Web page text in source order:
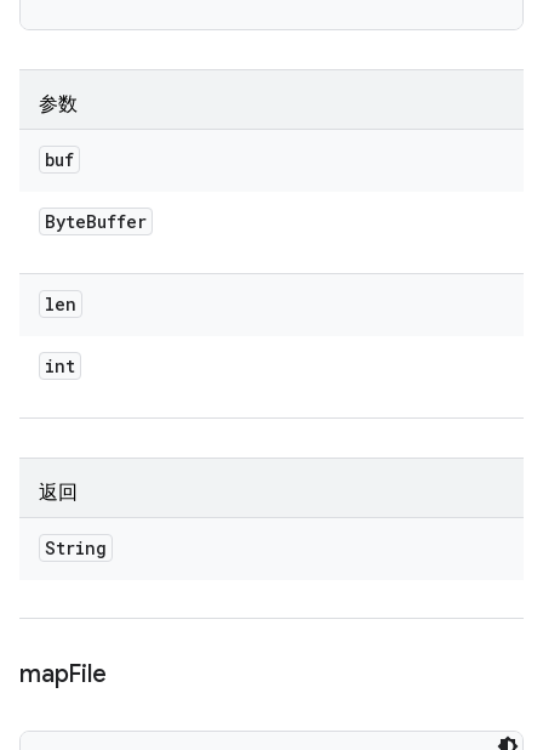
参数
buf
ByteBuffer
len
int
返回
String
mapFile